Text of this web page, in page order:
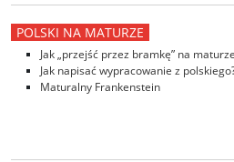
POLSKI NA MATURZE
Jak „przejść przez bramkę” na
Jak napisać wypracowanie z
Maturalny Frankenstein